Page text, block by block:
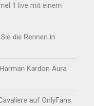
1 live mit einem
die Rennen in
Kardon Aura
auf OnlyFans: